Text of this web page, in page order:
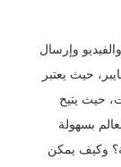
وإرسال
حيث يعتبر
حيث يتيح
بسهولة
وكيف يمكن